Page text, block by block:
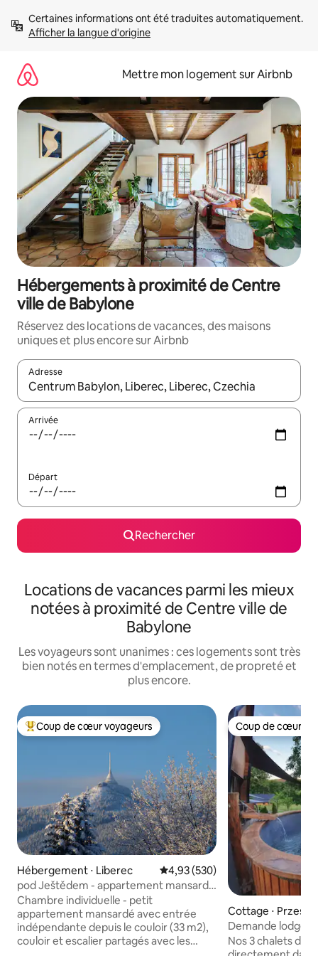
directement
Afficher la langue d'origine
Mettre mon logement sur Airbnb
Hébergements à proximité de Centre
ville de Babylone
Réservez des locations de vacances, des maisons
uniques et plus encore sur Airbnb
Adresse
Lorsque les résultats s'affichent, utilisez les flèches vers le
Arrivée
Départ
Rechercher
Locations de vacances parmi les mieux
notées à proximité de Centre ville de
Babylone
Les voyageurs sont unanimes : ces logements sont très
bien notés en termes d'emplacement, de propreté et
plus encore.
Coups de cœur voyageurs les plus appréciés
Coup de cœur voyageurs
Hébergement ⋅ Liberec Évaluation moyenne sur la
4,93 (530)
pod Ještědem - appartement mansardé
confortable
Chambre individuelle - petit
appartement mansardé avec entrée
indépendante depuis le couloir (33 m2),
couloir et escalier partagés avec les
Coup de cœur
Coup de cœur
Cottage ⋅
Demande lodge 1
terrasse, nature
Nos 3 chalets de